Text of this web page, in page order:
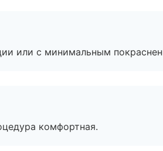
или с минимальным
комфортная.